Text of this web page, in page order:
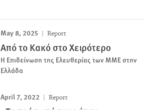
May 8, 2025 Report
Από το Κακό στο Χειρότερο
Η Επιδείνωση της Ελευθερίας των ΜΜΕ στην
Ελλάδα
April 7, 2022 Report